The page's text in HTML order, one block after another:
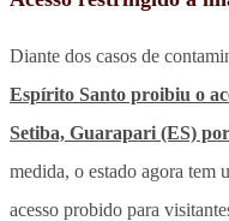
Diante dos casos de
Espírito Santo proibiu o
Setiba, Guarapari (ES)
medida, o estado agora tem
acesso probido para